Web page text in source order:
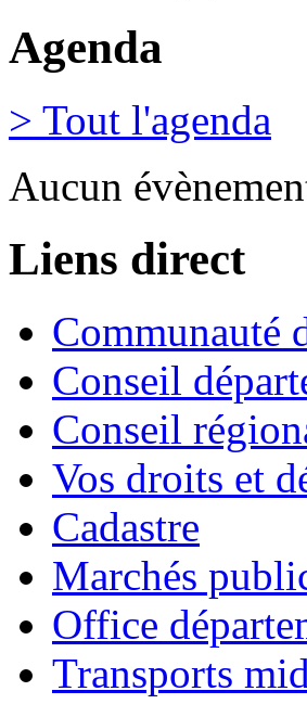
Agenda
> Tout l'agenda
Aucun
Liens direct
Communauté
Conseil
Conseil
Vos droits et
Cadastre
Marchés
Office
Transports